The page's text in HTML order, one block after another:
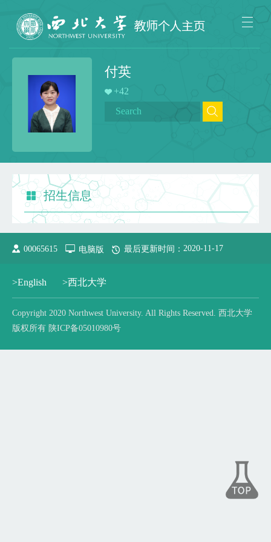
付英
+42
招生信息
00065615 电脑版 最后更新时间： 2020-11-17
>English >西北大学
Copyright 2020 Northwest University. All Rights Reserved. 西北大学
版权所有 陕ICP备05010980号